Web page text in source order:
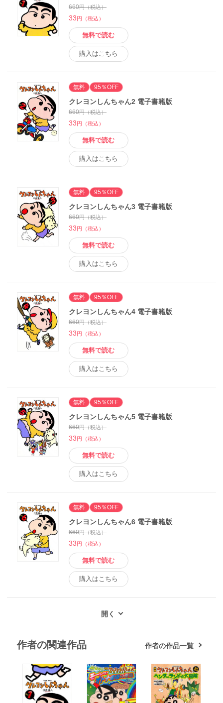
660円（税込）
33 円（税込）
無料で読む
購入はこちら
無料 95％OFF
クレヨンしんちゃん2 電子書籍版
660円（税込）
33 円（税込）
無料で読む
購入はこちら
無料 95％OFF
クレヨンしんちゃん3 電子書籍版
660円（税込）
33 円（税込）
無料で読む
購入はこちら
無料 95％OFF
クレヨンしんちゃん4 電子書籍版
660円（税込）
33 円（税込）
無料で読む
購入はこちら
無料 95％OFF
クレヨンしんちゃん5 電子書籍版
660円（税込）
33 円（税込）
無料で読む
購入はこちら
無料 95％OFF
クレヨンしんちゃん6 電子書籍版
660円（税込）
33 円（税込）
無料で読む
購入はこちら
作者の関連作品 作者の作品一覧